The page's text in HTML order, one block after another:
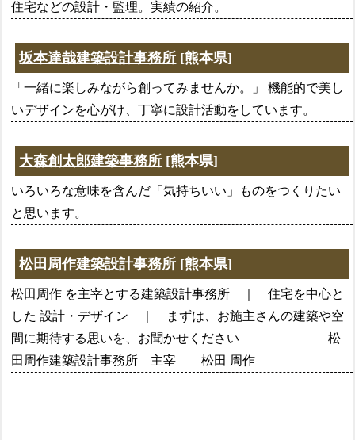
住宅などの設計・監理。実績の紹介。
坂本達哉建築設計事務所 [熊本県]
「一緒に楽しみながら創ってみませんか。」 機能的で美し
いデザインを心がけ、丁寧に設計活動をしています。
大森創太郎建築事務所 [熊本県]
いろいろな意味を含んだ「気持ちいい」ものをつくりたい
と思います。
松田周作建築設計事務所 [熊本県]
松田周作 を主宰とする建築設計事務所 ｜ 住宅を中心と
した 設計・デザイン ｜ まずは、お施主さんの建築や空
間に期待する思いを、お聞かせください 松
田周作建築設計事務所 主宰 松田 周作